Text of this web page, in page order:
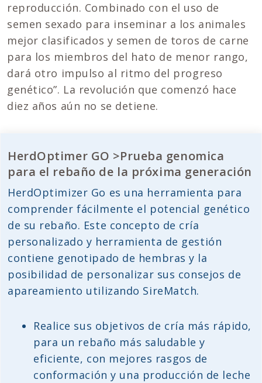
reproducción. Combinado con el uso de
semen sexado para inseminar a los animales
mejor clasificados y semen de toros de carne
para los miembros del hato de menor rango,
dará otro impulso al ritmo del progreso
genético”. La revolución que comenzó hace
diez años aún no se detiene.
HerdOptimer GO >Prueba genomica
para el rebaño de la próxima generación
HerdOptimizer Go es una herramienta para
comprender fácilmente el potencial genético
de su rebaño. Este concepto de cría
personalizado y herramienta de gestión
contiene genotipado de hembras y la
posibilidad de personalizar sus consejos de
apareamiento utilizando SireMatch.
Realice sus objetivos de cría más rápido,
para un rebaño más saludable y
eficiente, con mejores rasgos de
conformación y una producción de leche